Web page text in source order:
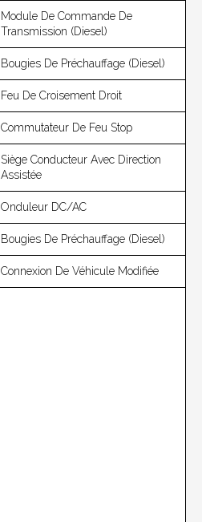
Module De Commande De
Transmission (diesel)
Bougies De Préchauffage (diesel)
Feu De Croisement Droit
Commutateur De Feu Stop
Siège Conducteur Avec Direction
Assistée
Onduleur DC/AC
Bougies De Préchauffage (diesel)
Connexion De Véhicule Modifiée